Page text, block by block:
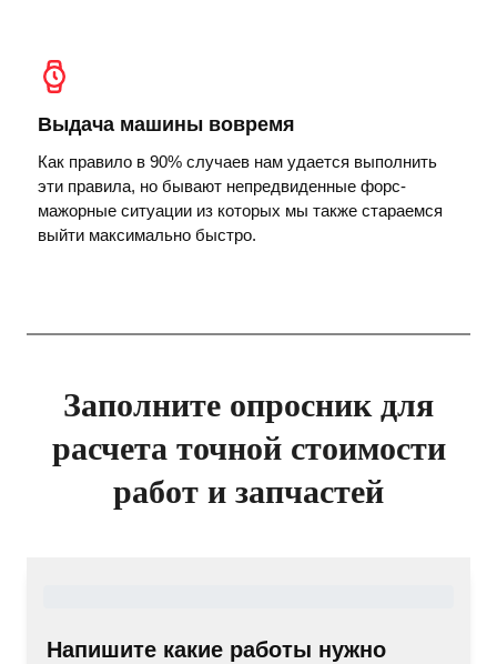
Выдача машины вовремя
Как правило в 90% случаев нам удается выполнить
эти правила, но бывают непредвиденные форс-
мажорные ситуации из которых мы также стараемся
выйти максимально быстро.
Заполните опросник для
расчета точной стоимости
работ и запчастей
Напишите какие работы нужно